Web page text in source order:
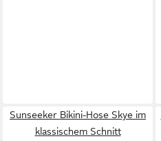
Sunseeker Bikini-Hose Skye im
klassischem Schnitt